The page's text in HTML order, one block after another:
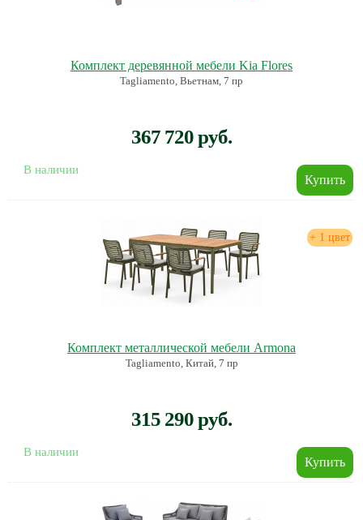
Комплект деревянной мебели Kia Flores
Tagliamento, Вьетнам, 7 пр
367 720 руб.
В наличии
+ 1 цвет
Комплект металлической мебели Armona
Tagliamento, Китай, 7 пр
315 290 руб.
В наличии